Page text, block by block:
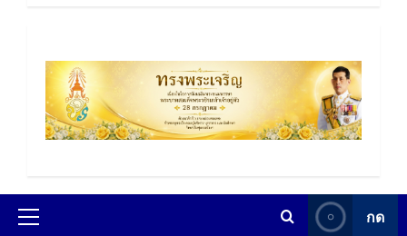
Primary
กด